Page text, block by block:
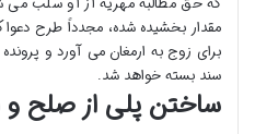
مقدار بخشیده شده، مجدداً طرح
برای زوج به ارمغان می آورد و
سند بسته خواهد شد.
ساختن پلی از صلح